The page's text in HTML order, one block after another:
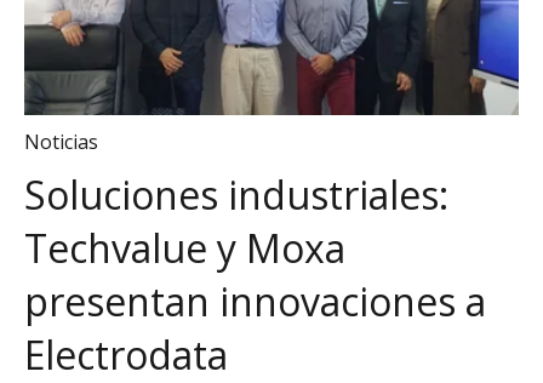
Noticias
Soluciones industriales:
Techvalue y Moxa
presentan innovaciones a
Electrodata